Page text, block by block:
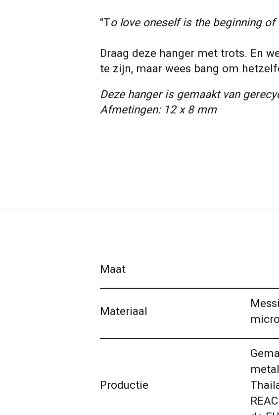
"To love oneself is the beginning
Draag deze hanger met trots. En
te zijn, maar wees bang om
Deze hanger is gemaakt van
Afmetingen: 12 x 8 mm
Maat
Materiaal
Productie